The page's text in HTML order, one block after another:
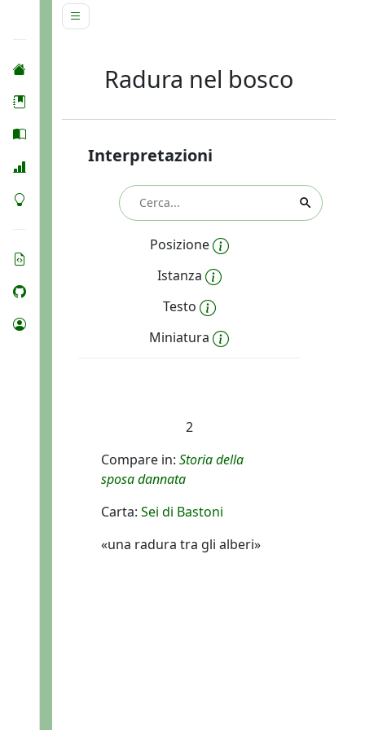
Radura nel bosco
Interpretazioni
Posizione
Istanza
Testo
Miniatura
2
Compare in: Storia della
sposa dannata
Carta: Sei di Bastoni
«una radura tra gli alberi»